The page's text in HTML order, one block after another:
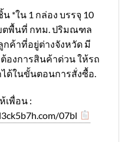
*ใน 1 กล่อง บรรจุ 10
ตพื้นที่ กทม. ปริมณฑล
กค้าที่อยู่ต่างจังหวัด มี
องการสินค้าด่วน ให้รถ
ได้ในขั้นตอนการสั่งซื้อ.
เพื่อน :
07bl